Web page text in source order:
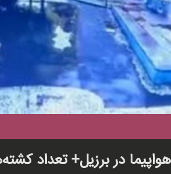
در برزیل+ تعداد